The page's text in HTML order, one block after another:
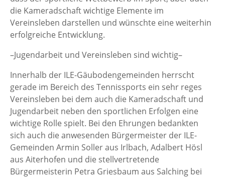
die Kameradschaft wichtige Elemente im
Vereinsleben darstellen und wünschte eine weiterhin
erfolgreiche Entwicklung.
–Jugendarbeit und Vereinsleben sind wichtig–
Innerhalb der ILE-Gäubodengemeinden herrscht
gerade im Bereich des Tennissports ein sehr reges
Vereinsleben bei dem auch die Kameradschaft und
Jugendarbeit neben den sportlichen Erfolgen eine
wichtige Rolle spielt. Bei den Ehrungen bedankten
sich auch die anwesenden Bürgermeister der ILE-
Gemeinden Armin Soller aus Irlbach, Adalbert Hösl
aus Aiterhofen und die stellvertretende
Bürgermeisterin Petra Griesbaum aus Salching bei